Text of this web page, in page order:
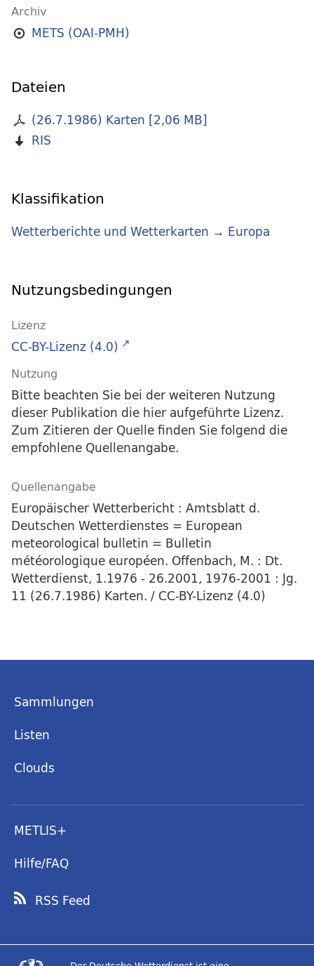
Archiv
METS (OAI-PMH)
Dateien
(26.7.1986) Karten [2,06 MB]
RIS
Klassifikation
Wetterberichte und Wetterkarten → Europa
Nutzungsbedingungen
Lizenz
CC-BY-Lizenz (4.0)
Nutzung
Bitte beachten Sie bei der weiteren Nutzung
dieser Publikation die hier aufgeführte Lizenz.
Zum Zitieren der Quelle finden Sie folgend die
empfohlene Quellenangabe.
Quellenangabe
Europäischer Wetterbericht : Amtsblatt d.
Deutschen Wetterdienstes = European
meteorological bulletin = Bulletin
météorologique européen. Offenbach, M. : Dt.
Wetterdienst, 1.1976 - 26.2001, 1976-2001 : Jg.
11 (26.7.1986) Karten. / CC-BY-Lizenz (4.0)
Sammlungen
Listen
Clouds
METLIS+
Hilfe/FAQ
RSS Feed